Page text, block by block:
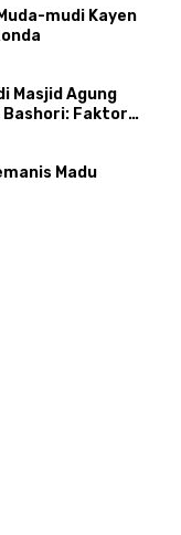
mudi Kayen
Masjid Agung
Bashori: Faktor
Madu